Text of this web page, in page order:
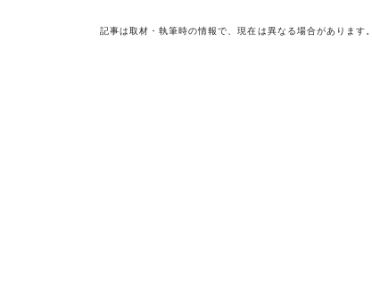
記事は取材・執筆時の情報で、現在は異なる場合があります。